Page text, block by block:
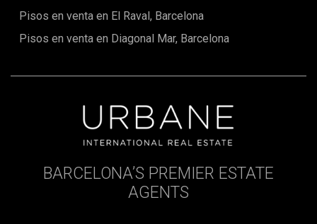
Pisos en venta en El Raval, Barcelona
Pisos en venta en Diagonal Mar, Barcelona
BARCELONA’S PREMIER ESTATE
AGENTS